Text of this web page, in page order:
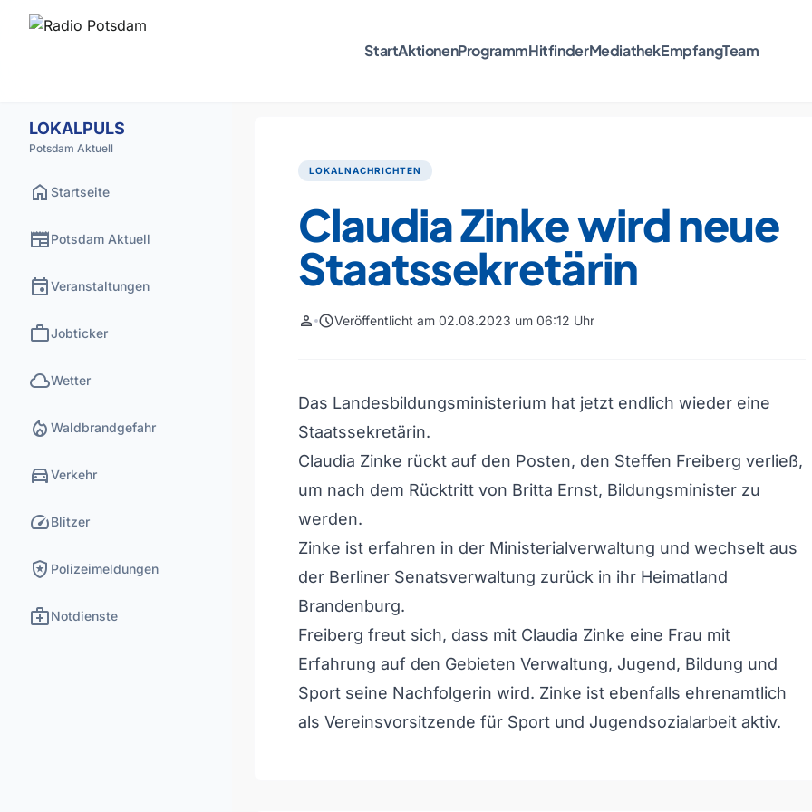
StartAktionenProgrammHitfinderMediathekEmpfangTeam
LOKALPULS
Potsdam Aktuell
home Startseite
newspaperPotsdam Aktuell
eventVeranstaltungen
workJobticker
cloudWetter
local_fire_department Waldbrandgefahr
directions_carVerkehr
speedBlitzer
local_police Polizeimeldungen
medical_servicesNotdienste
LOKALNACHRICHTEN
Claudia Zinke wird neue
Staatssekretärin
person scheduleVeröffentlicht am 02.08.2023 um 06:12 Uhr
Das Landesbildungsministerium hat jetzt endlich wieder eine
Staatssekretärin.
Claudia Zinke rückt auf den Posten, den Steffen Freiberg verließ,
um nach dem Rücktritt von Britta Ernst, Bildungsminister zu
werden.
Zinke ist erfahren in der Ministerialverwaltung und wechselt aus
der Berliner Senatsverwaltung zurück in ihr Heimatland
Brandenburg.
Freiberg freut sich, dass mit Claudia Zinke eine Frau mit
Erfahrung auf den Gebieten Verwaltung, Jugend, Bildung und
Sport seine Nachfolgerin wird. Zinke ist ebenfalls ehrenamtlich
als Vereinsvorsitzende für Sport und Jugendsozialarbeit aktiv.